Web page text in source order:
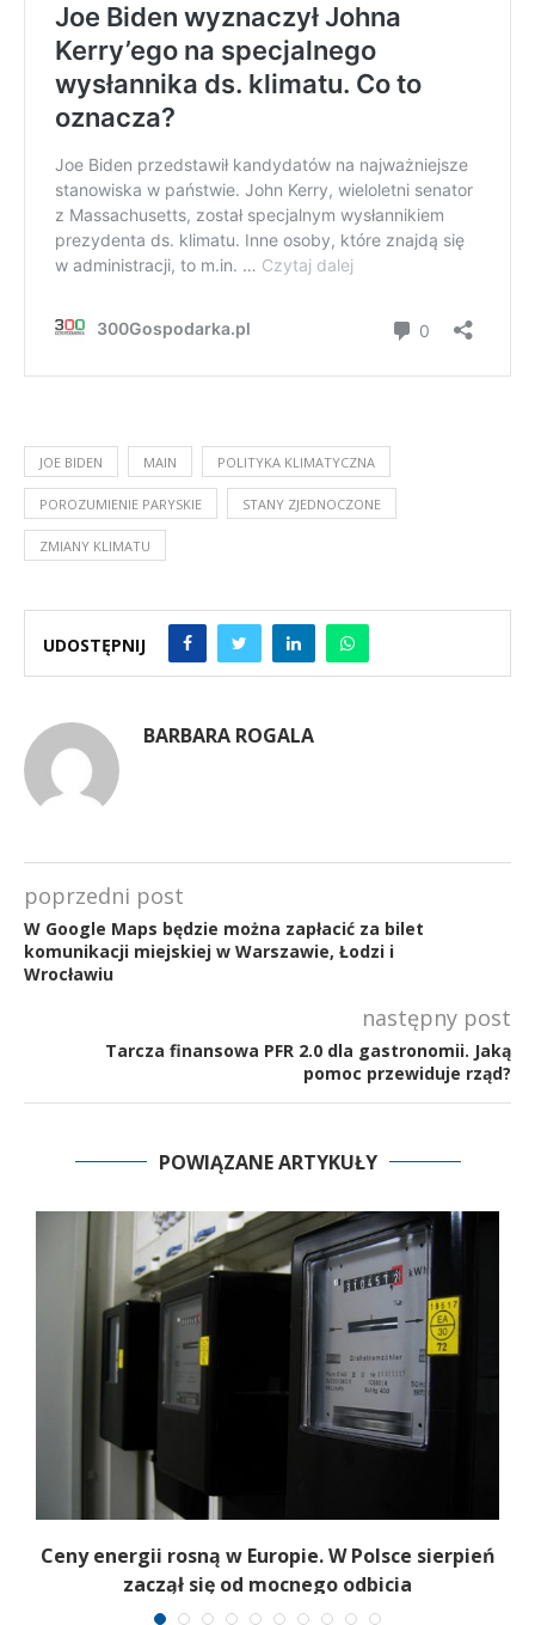
JOE BIDEN MAIN POLITYKA KLIMATYCZNA
POROZUMIENIE PARYSKIE STANY ZJEDNOCZONE
ZMIANY KLIMATU
UDOSTĘPNIJ
BARBARA ROGALA
poprzedni post
W Google Maps będzie można zapłacić za bilet
komunikacji miejskiej w Warszawie, Łodzi i
Wrocławiu
następny post
Tarcza finansowa PFR 2.0 dla gastronomii. Jaką
pomoc przewiduje rząd?
POWIĄZANE ARTYKUŁY
Ceny energii rosną w Europie. W Polsce sierpień
zaczął się od mocnego odbicia